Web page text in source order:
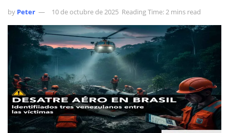
by Peter 10 de octubre de 2025 Reading Time: 2 mins read